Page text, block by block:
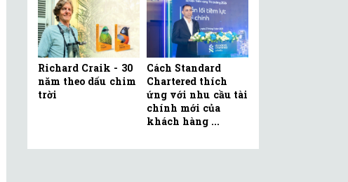
Richard Craik - 30
năm theo dấu chim
trời
Cách Standard
Chartered thích
ứng với nhu cầu tài
chính mới của
khách hàng ...